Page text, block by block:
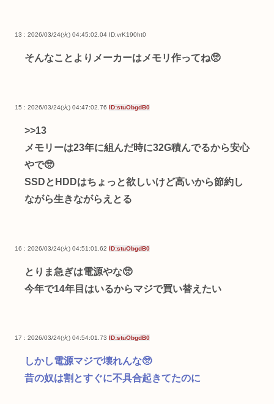
13 : 2026/03/24(火) 04:45:02.04 ID:vrK190ht0
そんなことよりメーカーはメモリ作ってね🥺
15 : 2026/03/24(火) 04:47:02.76 ID:stuObgdB0
>>13
メモリーは23年に組んだ時に32G積んでるから安心
やで🥺
SSDとHDDはちょっと欲しいけど高いから節約し
ながら生きながらえとる
16 : 2026/03/24(火) 04:51:01.62 ID:stuObgdB0
とりま急ぎは電源やな🥺
今年で14年目はいるからマジで買い替えたい
17 : 2026/03/24(火) 04:54:01.73 ID:stuObgdB0
しかし電源マジで壊れんな🥺
昔の奴は割とすぐに不具合起きてたのに